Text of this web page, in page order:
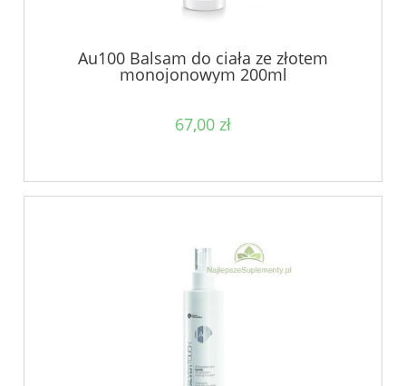
Au100 Balsam do ciała ze złotem
monojonowym 200ml
67,00 zł